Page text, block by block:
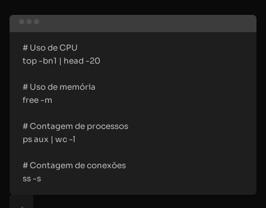
# Uso de CPU
top -bn1 | head -20
# Uso de memória
free -m
# Contagem de processos
ps aux | wc -l
# Contagem de conexões
ss -s